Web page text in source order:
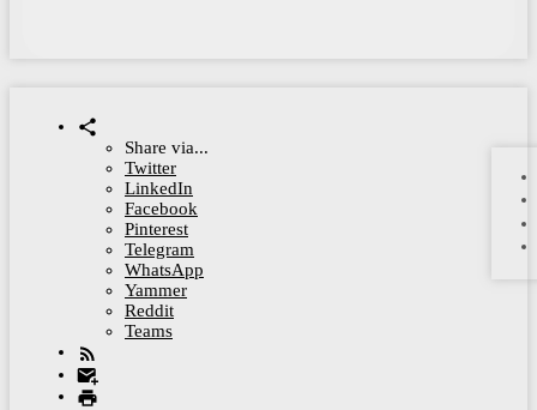
Share via...
Twitter
LinkedIn
Facebook
Pinterest
Telegram
WhatsApp
Yammer
Reddit
Teams